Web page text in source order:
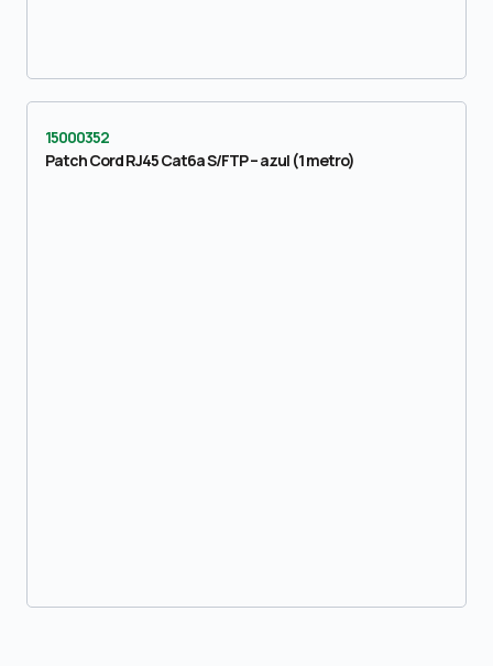
15000352
Patch Cord RJ45 Cat6a S/FTP – azul (1 metro)